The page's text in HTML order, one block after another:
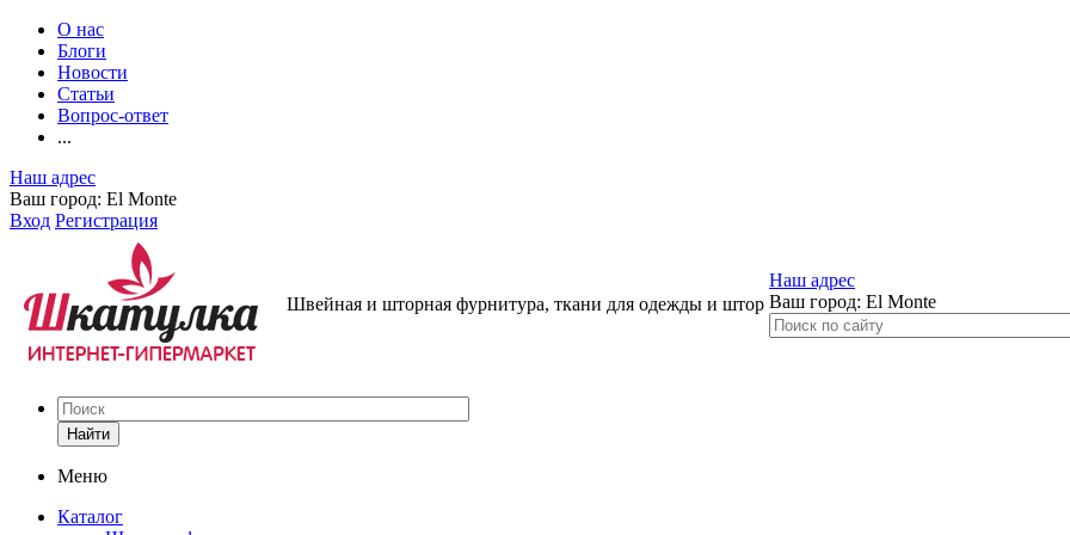
О нас
Блоги
Новости
Статьи
Вопрос-ответ
...
Наш адрес
Ваш город: El Monte
Вход Регистрация
Швейная и шторная фурнитура, ткани для одежды и штор
Наш адрес
Ваш город: El Monte
Найти
Меню
Каталог